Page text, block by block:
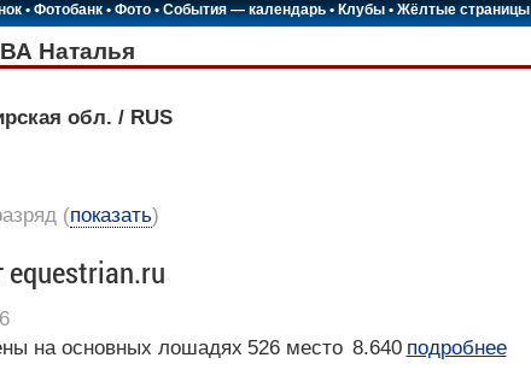
•Фотобанк •Фото•События — календарь•Клубы •Жёлтые страницы
Наталья
обл. / RUS
(показать)
equestrian.ru
на основных лошадях 526 место 8.640 подробнее